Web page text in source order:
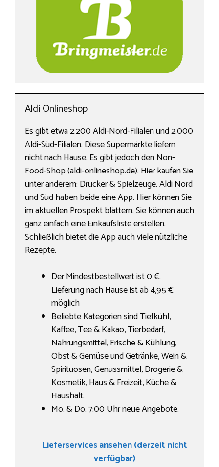
Aldi Onlineshop
Es gibt etwa 2.200 Aldi-Nord-Filialen und 2.000
Aldi-Süd-Filialen. Diese Supermärkte liefern
nicht nach Hause. Es gibt jedoch den Non-
Food-Shop (aldi-onlineshop.de). Hier kaufen Sie
unter anderem: Drucker & Spielzeuge. Aldi Nord
und Süd haben beide eine App. Hier können Sie
im aktuellen Prospekt blättern. Sie können auch
ganz einfach eine Einkaufsliste erstellen.
Schließlich bietet die App auch viele nützliche
Rezepte.
Der Mindestbestellwert ist 0 €.
Lieferung nach Hause ist ab 4,95 €
möglich
Beliebte Kategorien sind Tiefkühl,
Kaffee, Tee & Kakao, Tierbedarf,
Nahrungs­mittel, Frische & Kühlung,
Obst & Gemüse und Getränke, Wein &
Spirituosen, Genussmittel, Drogerie &
Kosmetik, Haus & Freizeit, Küche &
Haushalt.
Mo. & Do. 7:00 Uhr neue Angebote.
Lieferservices ansehen (derzeit nicht
verfügbar)